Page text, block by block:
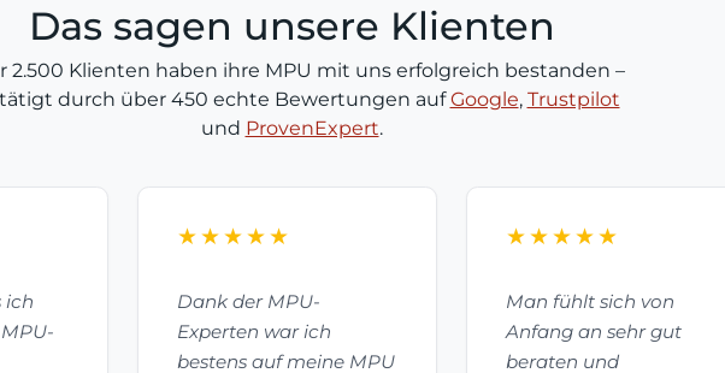
Das sagen unsere Klienten
2.500 Klienten haben ihre MPU mit uns erfolgreich bestanden –
durch über 450 echte Bewertungen aufGoogle, Trustpilot
und ProvenExpert.
ich
★★★★★
Dank der MPU-
Experten war ich
bestens auf meine MPU
★★★★★
Man fühlt sich von
Anfang an sehr gut
beraten und